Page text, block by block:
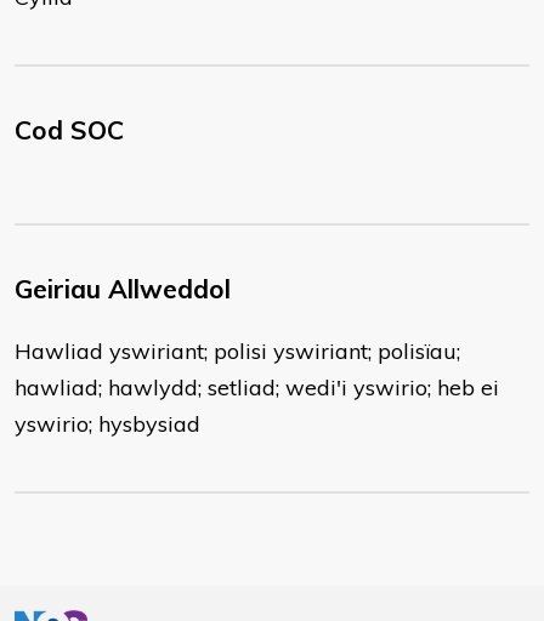
Cod SOC
Geiriau Allweddol
Hawliad yswiriant; polisi yswiriant; polisïau;
hawliad; hawlydd; setliad; wedi'i yswirio; heb ei
yswirio; hysbysiad